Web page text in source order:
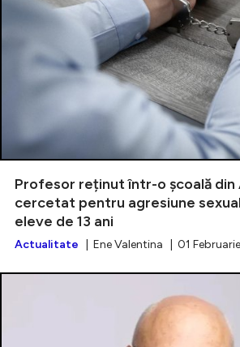
Profesor reținut într-o școală din
cercetat pentru agresiune
eleve de 13 ani
Actualitate | Ene Valentina | 01